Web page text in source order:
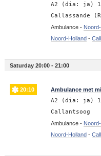
A2 (dia: ja)
Callassande
Ambulance -
Noord-Holland-
Saturday 20:00 - 21:00
20:10 Ambulance met
A2 (dia: ja)
Callantsoog
Ambulance -
Noord-Holland-